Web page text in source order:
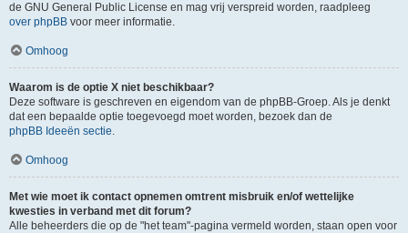
de GNU General Public License en mag vrij verspreid worden, raadpleeg
over phpBB voor meer informatie.
Omhoog
Waarom is de optie X niet beschikbaar?
Deze software is geschreven en eigendom van de phpBB-Groep. Als je denkt
dat een bepaalde optie toegevoegd moet worden, bezoek dan de
phpBB Ideeën sectie.
Omhoog
Met wie moet ik contact opnemen omtrent misbruik en/of wettelijke
kwesties in verband met dit forum?
Alle beheerders die op de "het team"-pagina vermeld worden, staan open voor